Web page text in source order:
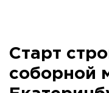
Старт
соборной